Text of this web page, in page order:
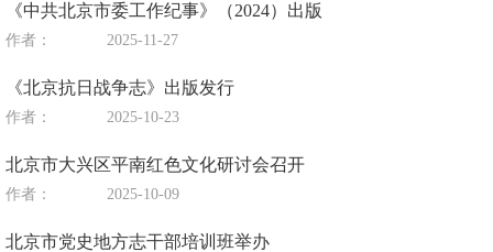
《中共北京市委工作纪事》（2024）出版
作者： 2025-11-27
《北京抗日战争志》出版发行
作者： 2025-10-23
北京市大兴区平南红色文化研讨会召开
作者： 2025-10-09
北京市党史地方志干部培训班举办